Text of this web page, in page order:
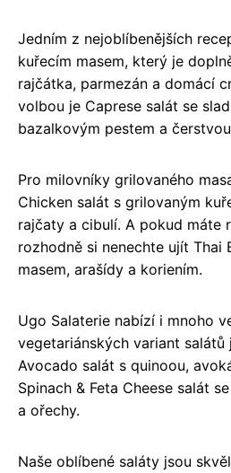
Jedním z nejoblíbenějších
kuřecím masem, který je
rajčátka, parmezán a domácí
volbou je Caprese salát se
bazalkovým pestem a
Pro milovníky grilovaného
Chicken salát s grilovaným
rajčaty a cibulí. A pokud máte
rozhodně si nenechte ujít Thai
masem, arašídy a koriením.
Ugo Salaterie nabízí i mnoho
vegetariánských variant salátů
Avocado salát s quinoou,
Spinach & Feta Cheese salát
a ořechy.
Naše oblíbené saláty jsou